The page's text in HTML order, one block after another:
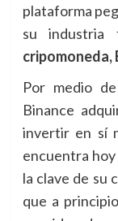
plataforma
su industria
cripomoneda,
Por medio
Binance
invertir en sí
encuentra
la clave de su
que a